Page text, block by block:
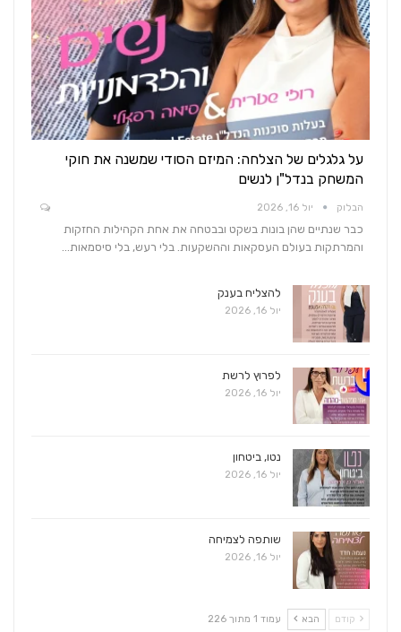
על גלגלים של הצלחה: המיזם הסודי שמשנה את חוקי
המשחק בנדל"ן לנשים
הבלוק יול 16, 2026
כבר שנתיים שהן בונות בשקט ובבטחה את אחת הקהילות החזקות
והמרתקות בעולם העסקאות וההשקעות. בלי רעש, בלי סיסמאות…
להצליח בענק
יול 16, 2026
לפרוץ לרשת
יול 16, 2026
נטו, ביטחון
יול 16, 2026
שותפה לצמיחה
יול 16, 2026
קודם הבא עמוד 1 מתוך 226